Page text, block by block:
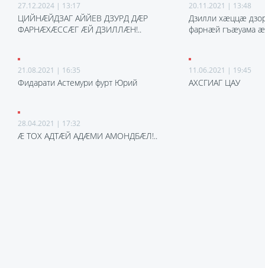
27.12.2024 | 13:17
ЦИЙНÆЙДЗАГ АЙЙЕВ ДЗУРД ДÆР
ФАРНÆХÆССÆГ ÆЙ ДЗИЛЛÆН!..
20.11.2021 | 13:48
Дзилли хӕццӕ
фарнӕй гъӕуама
21.08.2021 | 16:35
Фидарати Астемури фурт Юрий
11.06.2021 | 19:45
АХСГИАГ ЦАУ
28.04.2021 | 17:32
Æ ТОХ АДТÆЙ АДÆМИ АМОНДБÆЛ!..